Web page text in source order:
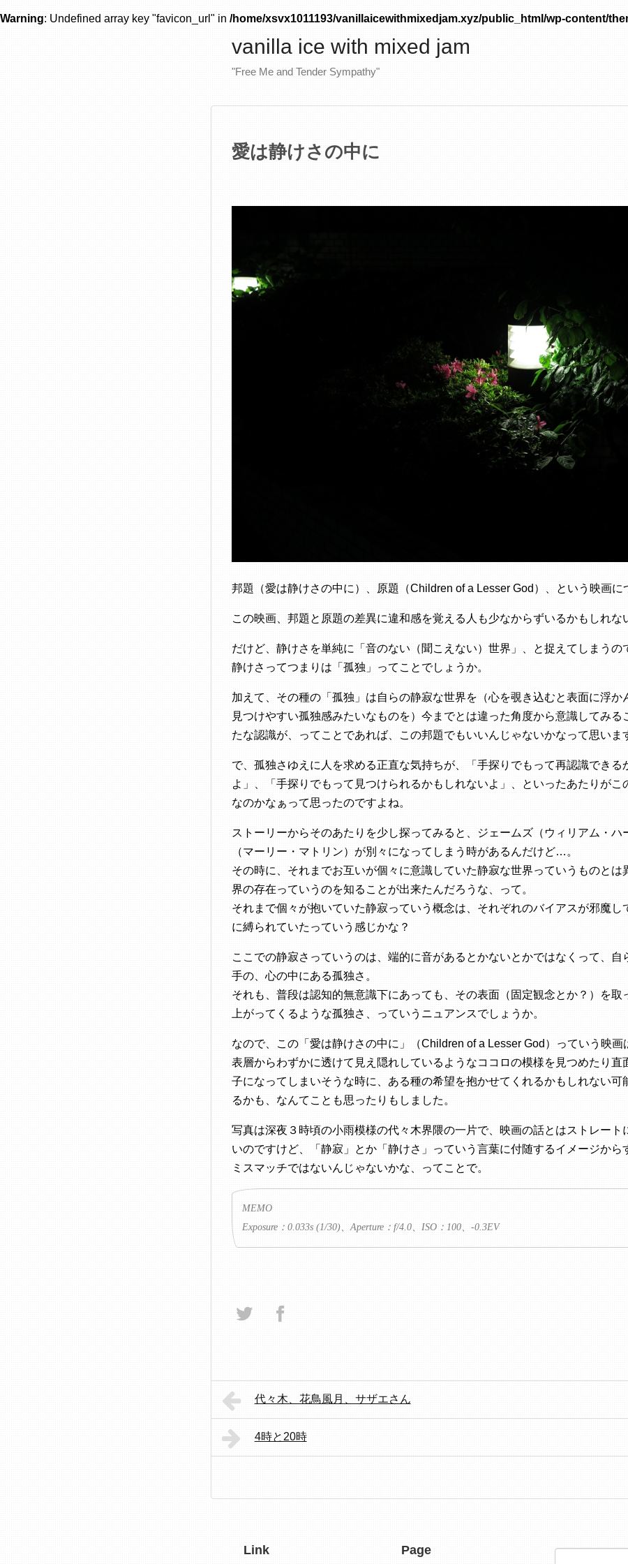
Warning: Undefined array key "favicon_url" in /home/xsvx1011193/vanillaicewithmixedjam.xyz/public_html/wp-content/
vanilla ice with mixed jam
"Free Me and Tender Sympathy"
愛は静けさの中に
邦題（愛は静けさの中に）、原題（Children of a Lesser God）、という映画に
この映画、邦題と原題の差異に違和感を覚える人も少なからずいるかもしれな
だけど、静けさを単純に「音のない（聞こえない）世界」、と捉えてしまうの
静けさってつまりは「孤独」ってことでしょうか。
加えて、その種の「孤独」は自らの静寂な世界を（心を覗き込むと表面に浮か
見つけやすい孤独感みたいなものを）今までとは違った角度から意識してみる
たな認識が、ってことであれば、この邦題でもいいんじゃないかなって思いま
で、孤独さゆえに人を求める正直な気持ちが、「手探りでもって再認識できる
よ」、「手探りでもって見つけられるかもしれないよ」、といったあたりがこ
なのかなぁって思ったのですよね。
ストーリーからそのあたりを少し探ってみると、ジェームズ（ウィリアム・ハ
（マーリー・マトリン）が別々になってしまう時があるんだけど…。
その時に、それまでお互いが個々に意識していた静寂な世界っていうものとは
界の存在っていうのを知ることが出来たんだろうな、って。
それまで個々が抱いていた静寂っていう概念は、それぞれのバイアスが邪魔し
に縛られていたっていう感じかな？
ここでの静寂さっていうのは、端的に音があるとかないとかではなくって、自
手の、心の中にある孤独さ。
それも、普段は認知的無意識下にあっても、その表面（固定観念とか？）を取
上がってくるような孤独さ、っていうニュアンスでしょうか。
なので、この「愛は静けさの中に」（Children of a Lesser God）っていう映画
表層からわずかに透けて見え隠れしているようなココロの模様を見つめたり直
子になってしまいそうな時に、ある種の希望を抱かせてくれるかもしれない可
るかも、なんてことも思ったりもしました。
写真は深夜３時頃の小雨模様の代々木界隈の一片で、映画の話とはストレート
いのですけど、「静寂」とか「静けさ」っていう言葉に付随するイメージから
ミスマッチではないんじゃないかな、ってことで。
MEMO
Exposure：0.033s (1/30)、Aperture：f/4.0、ISO：100、-0.3EV
代々木、花鳥風月、サザエさん
4時と20時
Link Page